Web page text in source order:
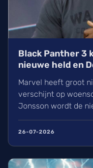
Black Panther 3
nieuwe held en
Marvel heeft groot
verschijnt op
Jonsson wordt de
T’Challa II. Naast
Wright zien we ook
hoofdstuk.
26-07-2026